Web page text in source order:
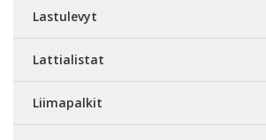
Lastulevyt
Lattialistat
Liimapalkit